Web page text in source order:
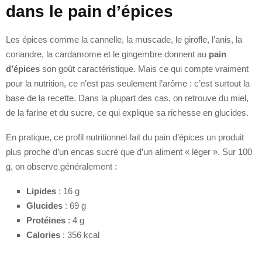
dans le pain d’épices
Les épices comme la cannelle, la muscade, le girofle, l’anis, la
coriandre, la cardamome et le gingembre donnent au pain
d’épices son goût caractéristique. Mais ce qui compte vraiment
pour la nutrition, ce n’est pas seulement l’arôme : c’est surtout la
base de la recette. Dans la plupart des cas, on retrouve du miel,
de la farine et du sucre, ce qui explique sa richesse en glucides.
En pratique, ce profil nutritionnel fait du pain d’épices un produit
plus proche d’un encas sucré que d’un aliment « léger ». Sur 100
g, on observe généralement :
Lipides : 16 g
Glucides : 69 g
Protéines : 4 g
Calories : 356 kcal